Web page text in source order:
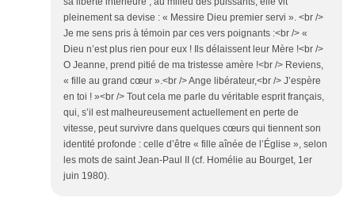
pleinement sa devise : « Messire Dieu premier servi ». <br />
Je me sens pris à témoin par ces vers poignants :<br /> «
Dieu n’est plus rien pour eux ! Ils délaissent leur Mère !<br />
O Jeanne, prend pitié de ma tristesse amère !<br /> Reviens,
« fille au grand cœur ».<br /> Ange libérateur,<br /> J’espère
en toi ! »<br /> Tout cela me parle du véritable esprit français,
qui, s’il est malheureusement actuellement en perte de
vitesse, peut survivre dans quelques cœurs qui tiennent son
identité profonde : celle d’être « fille aînée de l’Église », selon
les mots de saint Jean-Paul II (cf. Homélie au Bourget, 1er
juin 1980).